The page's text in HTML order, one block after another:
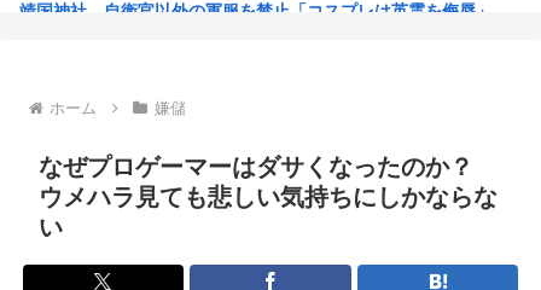
靖国神社、自衛官以外の軍服を禁止「コスプレは英霊を侮辱」
ダンジョン飯のキャラいい子ばっかりでほんとに癒される
【朗報】 韓国人「Jリーグのこの監督、経歴がおかしい」
さもしい熊本県民「食事、ベッド、エアコン」を政府に切望。
韓国がサッカーの審判を買収したのはガチだった！ 審判を性...
【緊急速報】信用声優の羊宮妃那さん…
ホーム 嫌儲
なぜプロゲーマーはダサくなったのか？
ウメハラ見ても悲しい気持ちにしかならな
い